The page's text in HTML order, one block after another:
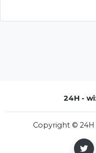
24H -
Copyright ©